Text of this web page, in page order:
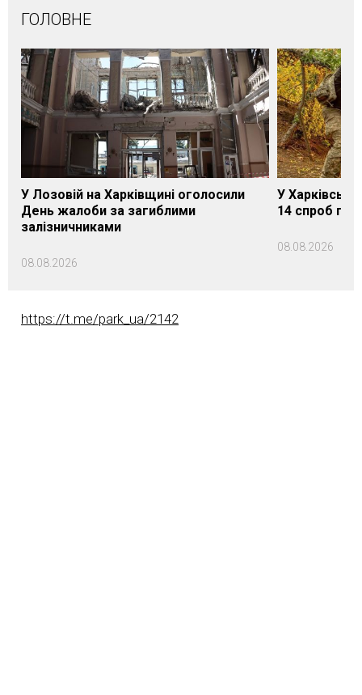
ГОЛОВНЕ
У Лозовій на Харківщині оголосили
День жалоби за загиблими
залізничниками
08.08.2026
У
14 спроб
08.08.2026
https://t.me/park_ua/2142